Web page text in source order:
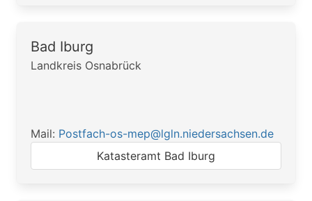
Bad Iburg
Landkreis Osnabrück
Mail: Postfach-os-mep@lgln.niedersachsen.de
Katasteramt Bad Iburg